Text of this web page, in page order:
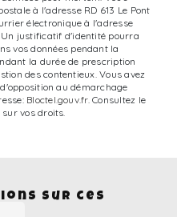
à l'adresse RD 613 Le Pont
électronique à l'adresse
justificatif d'identité pourra
vos données pendant la
la durée de prescription
des contentieux. Vous avez
au démarchage
Bloctel.gouv.fr. Consultez le
vos droits.
sur ces